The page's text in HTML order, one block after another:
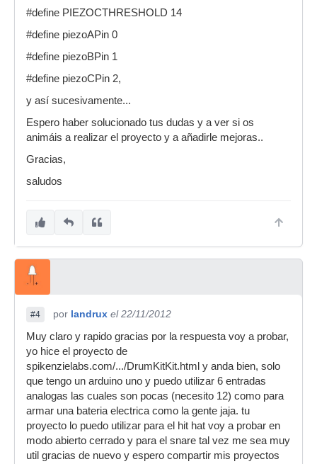
#define PIEZOCTHRESHOLD 14
#define piezoAPin 0
#define piezoBPin 1
#define piezoCPin 2,
y así sucesivamente...
Espero haber solucionado tus dudas y a ver si os
animáis a realizar el proyecto y a añadirle mejoras..
Gracias,
saludos
#4 por landrux el 22/11/2012
Muy claro y rapido gracias por la respuesta voy a probar,
yo hice el proyecto de
spikenzielabs.com/.../DrumKitKit.html y anda bien, solo
que tengo un arduino uno y puedo utilizar 6 entradas
analogas las cuales son pocas (necesito 12) como para
armar una bateria electrica como la gente jaja. tu
proyecto lo puedo utilizar para el hit hat voy a probar en
modo abierto cerrado y para el snare tal vez me sea muy
util gracias de nuevo y espero compartir mis proyectos